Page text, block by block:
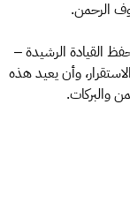
الرحمن.
القيادة الرشيدة –
وأن يعيد هذه
والبركات.